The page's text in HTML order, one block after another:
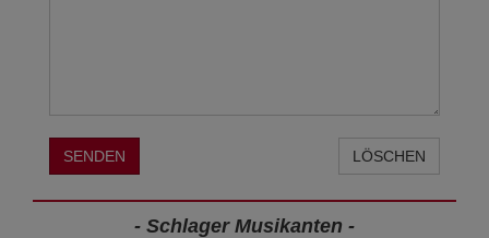
SENDEN LÖSCHEN
- Schlager Musikanten -